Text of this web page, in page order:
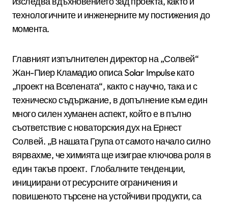
технологичните и инженерните му постижения до
момента.
Главният изпълнителен директор на „Солвей“
Жан-Пиер Кламадио описа Solar Impulse като
„проект на Вселената“, както с научно, така и с
техническо съдържание, в допълнение към един
много силен хуманен аспект, който е в пълно
съответствие с новаторския дух на Ернест
Солвей. „В нашата Група от самото начало силно
вярвахме, че химията ще изиграе ключова роля в
един такъв проект. Глобалните тенденции,
инициирани от ресурсните ограничения и
повишеното търсене на устойчиви продукти, са